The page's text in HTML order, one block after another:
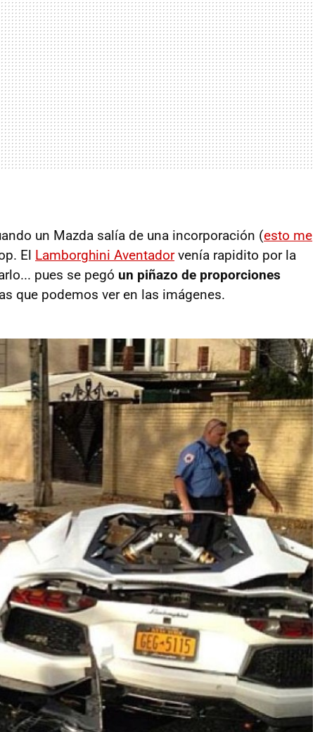
un Mazda salía de una incorporación (esto me
El Lamborghini Aventadorvenía rapidito por la
pues se pegó un piñazo de proporciones
que podemos ver en las imágenes.